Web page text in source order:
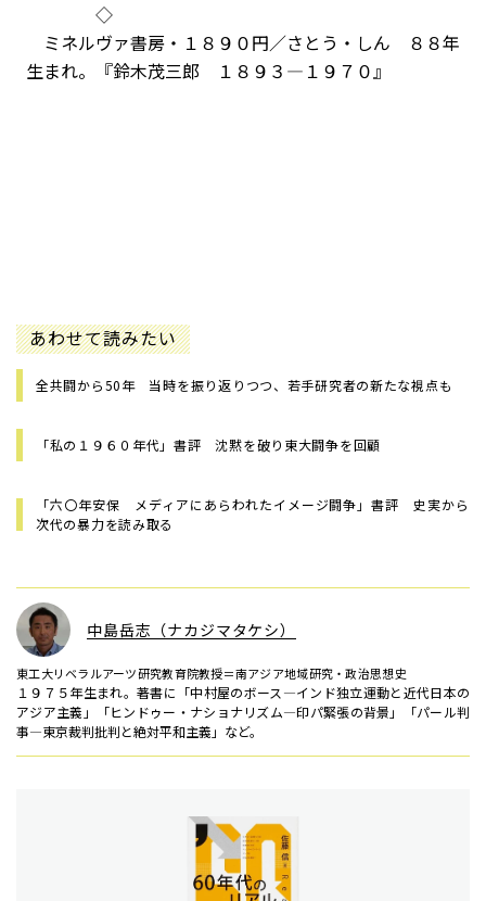
◇
ミネルヴァ書房・１８９０円／さとう・しん ８８年
生まれ。『鈴木茂三郎 １８９３—１９７０』
あわせて読みたい
全共闘から50年 当時を振り返りつつ、若手研究者の新たな視点も
「私の１９６０年代」書評 沈黙を破り東大闘争を回顧
「六〇年安保 メディアにあらわれたイメージ闘争」書評 史実から
次代の暴力を読み取る
中島岳志（ナカジマタケシ）
東工大リベラルアーツ研究教育院教授＝南アジア地域研究・政治思想史
１９７５年生まれ。著書に「中村屋のボース―インド独立運動と近代日本の
アジア主義」「ヒンドゥー・ナショナリズム―印パ緊張の背景」「パール判
事―東京裁判批判と絶対平和主義」など。